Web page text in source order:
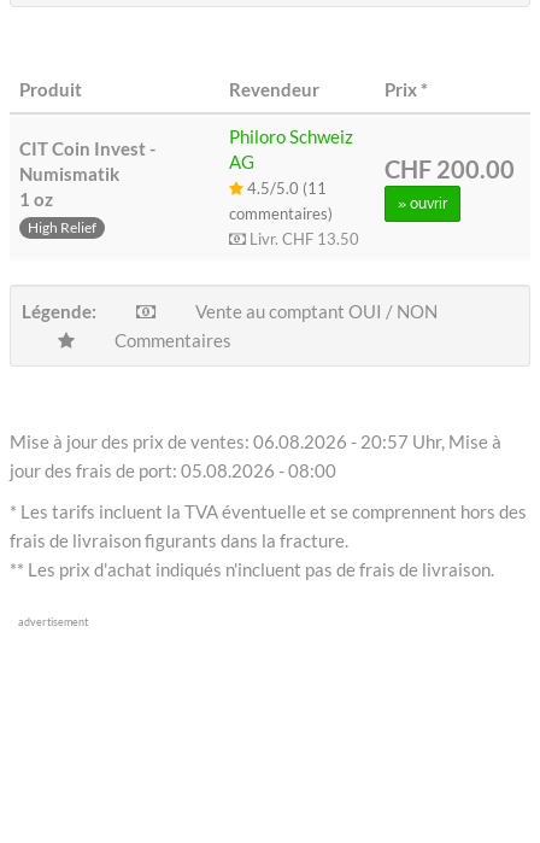
Produit Revendeur Prix*
CIT Coin Invest -
Numismatik
1 oz
High Relief
Philoro Schweiz
AG
4.5/5.0 (11
commentaires)
Livr. CHF 13.50
CHF 200.00
» ouvrir
Légende:
Vente au comptant OUI / NON
Commentaires
Mise à jour des prix de ventes: 06.08.2026 - 20:57 Uhr, Mise à
jour des frais de port: 05.08.2026 - 08:00
* Les tarifs incluent la TVA éventuelle et se comprennent hors des
frais de livraison figurants dans la fracture.
** Les prix d'achat indiqués n'incluent pas de frais de livraison.
advertisement